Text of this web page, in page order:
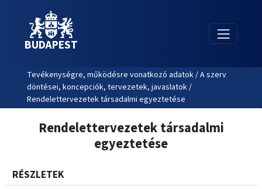
BUDAPEST
Tevékenységre, működésre vonatkozó adatok / A szerv
döntései, koncepciók, tervezetek, javaslatok /
Rendelettervezetek társadalmi egyeztetése
Rendelettervezetek társadalmi
egyeztetése
RÉSZLETEK